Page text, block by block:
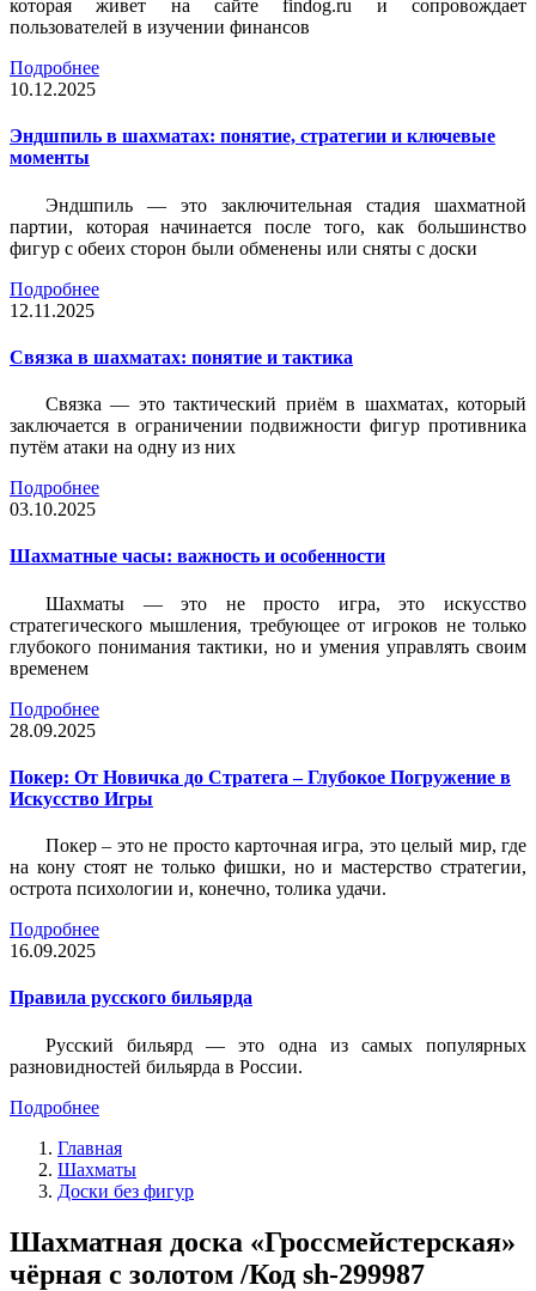
которая живет на сайте findog.ru и сопровождает
пользователей в изучении финансов
Подробнее
10.12.2025
Эндшпиль в шахматах: понятие, стратегии и ключевые
моменты
Эндшпиль — это заключительная стадия шахматной
партии, которая начинается после того, как большинство
фигур с обеих сторон были обменены или сняты с доски
Подробнее
12.11.2025
Связка в шахматах: понятие и тактика
Связка — это тактический приём в шахматах, который
заключается в ограничении подвижности фигур противника
путём атаки на одну из них
Подробнее
03.10.2025
Шахматные часы: важность и особенности
Шахматы — это не просто игра, это искусство
стратегического мышления, требующее от игроков не только
глубокого понимания тактики, но и умения управлять своим
временем
Подробнее
28.09.2025
Покер: От Новичка до Стратега – Глубокое Погружение в
Искусство Игры
Покер – это не просто карточная игра, это целый мир, где
на кону стоят не только фишки, но и мастерство стратегии,
острота психологии и, конечно, толика удачи.
Подробнее
16.09.2025
Правила русского бильярда
Русский бильярд — это одна из самых популярных
разновидностей бильярда в России.
Подробнее
Главная
Шахматы
Доски без фигур
Шахматная доска «Гроссмейстерская»
чёрная с золотом /Код sh-299987